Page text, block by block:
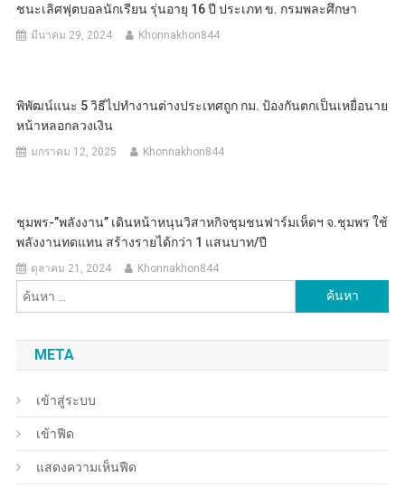
ชนะเลิศฟุตบอลนักเรียน รุ่นอายุ 16 ปี ประเภท ข. กรมพละศึกษา
มีนาคม 29, 2024 Khonnakhon844
พิพัฒน์แนะ 5 วิธีไปทำงานต่างประเทศถูก กม. ป้องกันตกเป็นเหยื่อนาย
หน้าหลอกลวงเงิน
มกราคม 12, 2025 Khonnakhon844
ชุมพร-”พลังงาน” เดินหน้าหนุนวิสาหกิจชุมชนฟาร์มเห็ดฯ จ.ชุมพร ใช้
พลังงานทดแทน สร้างรายได้กว่า 1 แสนบาท/ปี
ตุลาคม 21, 2024 Khonnakhon844
สำหรับ:
META
เข้าสู่ระบบ
เข้าฟีด
แสดงความเห็นฟีด